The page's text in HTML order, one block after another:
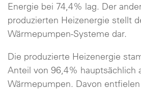
Energie bei 74,4% lag. Der
produzierten Heizenergie stellt
Wärmepumpen-Systeme dar.
Die produzierte Heizenergie
Anteil von 96,4% hauptsächlich
Wärmepumpen. Davon